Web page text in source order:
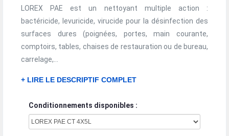
LOREX PAE est un nettoyant multiple action :
bactéricide, levuricide, virucide pour la désinfection des
surfaces dures (poignées, portes, main courante,
comptoirs, tables, chaises de restauration ou de bureau,
carrelage,...
+ LIRE LE DESCRIPTIF COMPLET
Conditionnements disponibles :